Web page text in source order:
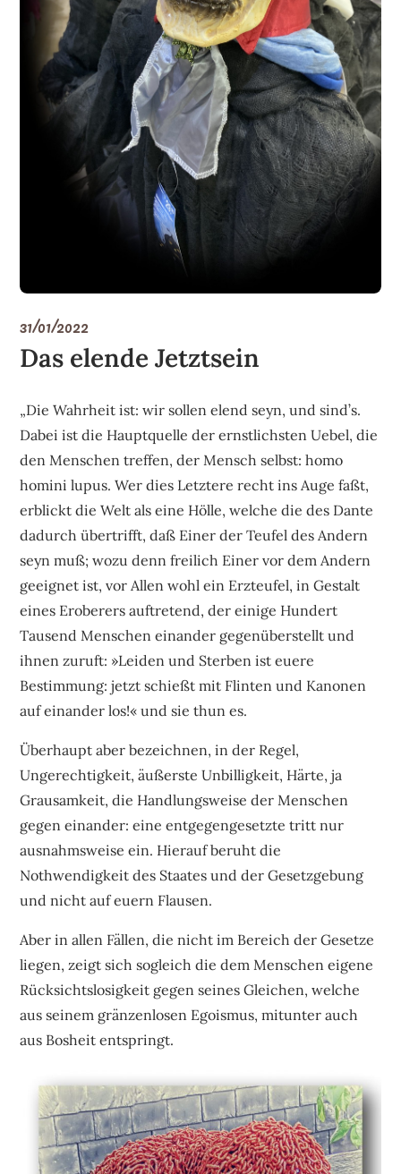
31/01/2022
Das elende Jetztsein
„Die Wahrheit ist: wir sollen elend seyn, und sind’s.
Dabei ist die Hauptquelle der ernstlichsten Uebel, die
den Menschen treffen, der Mensch selbst: homo
homini lupus. Wer dies Letztere recht ins Auge faßt,
erblickt die Welt als eine Hölle, welche die des Dante
dadurch übertrifft, daß Einer der Teufel des Andern
seyn muß; wozu denn freilich Einer vor dem Andern
geeignet ist, vor Allen wohl ein Erzteufel, in Gestalt
eines Eroberers auftretend, der einige Hundert
Tausend Menschen einander gegenüberstellt und
ihnen zuruft: »Leiden und Sterben ist euere
Bestimmung: jetzt schießt mit Flinten und Kanonen
auf einander los!« und sie thun es.
Überhaupt aber bezeichnen, in der Regel,
Ungerechtigkeit, äußerste Unbilligkeit, Härte, ja
Grausamkeit, die Handlungsweise der Menschen
gegen einander: eine entgegengesetzte tritt nur
ausnahmsweise ein. Hierauf beruht die
Nothwendigkeit des Staates und der Gesetzgebung
und nicht auf euern Flausen.
Aber in allen Fällen, die nicht im Bereich der Gesetze
liegen, zeigt sich sogleich die dem Menschen eigene
Rücksichtslosigkeit gegen seines Gleichen, welche
aus seinem gränzenlosen Egoismus, mitunter auch
aus Bosheit entspringt.